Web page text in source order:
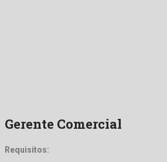
Gerente Comercial
Requisitos: